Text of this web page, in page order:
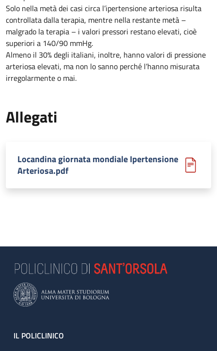
Solo nella metà dei casi circa l’ipertensione arteriosa risulta
controllata dalla terapia, mentre nella restante metà –
malgrado la terapia – i valori pressori restano elevati, cioè
superiori a 140/90 mmHg.
Almeno il 30% degli italiani, inoltre, hanno valori di pressione
arteriosa elevati, ma non lo sanno perché l’hanno misurata
irregolarmente o mai.
Allegati
Locandina giornata mondiale Ipertensione
Arteriosa.pdf
Footer
IL POLICLINICO